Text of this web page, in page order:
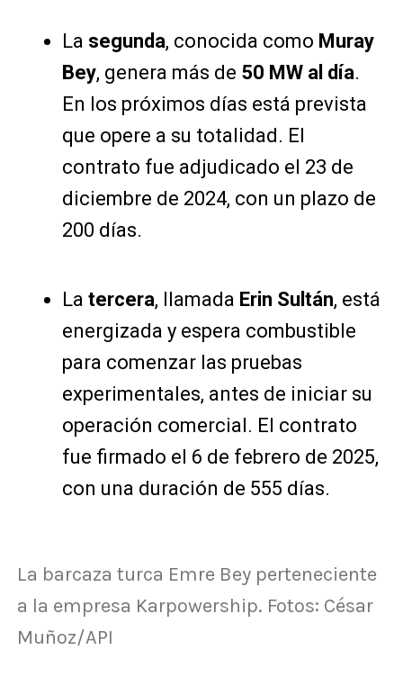
La segunda, conocida como Muray
Bey, genera más de 50 MW al día.
En los próximos días está prevista
que opere a su totalidad. El
contrato fue adjudicado el 23 de
diciembre de 2024, con un plazo de
200 días.
La tercera, llamada Erin Sultán, está
energizada y espera combustible
para comenzar las pruebas
experimentales, antes de iniciar su
operación comercial. El contrato
fue firmado el 6 de febrero de 2025,
con una duración de 555 días.
La barcaza turca Emre Bey perteneciente
a la empresa Karpowership. Fotos: César
Muñoz/API